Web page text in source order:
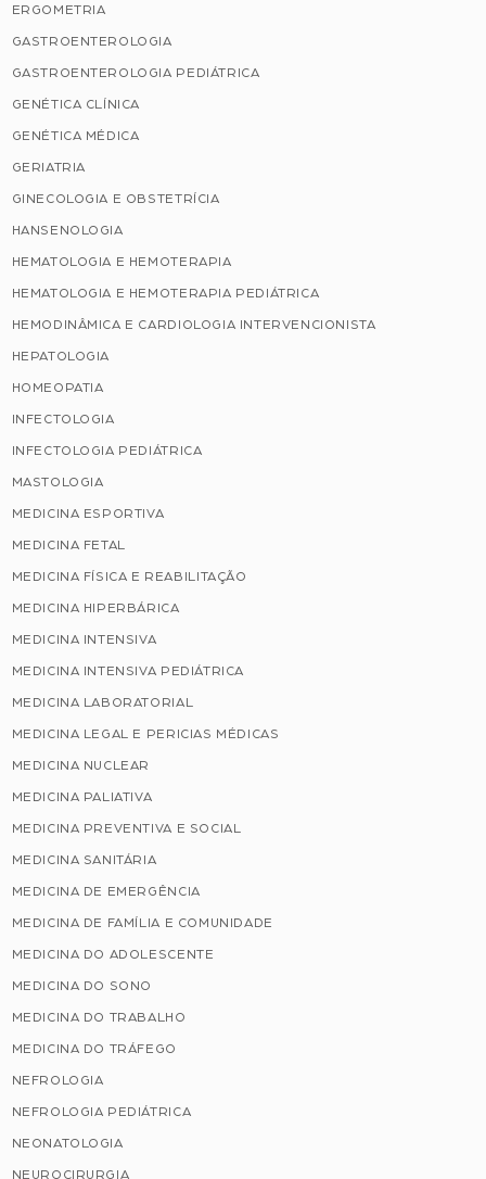
ERGOMETRIA
GASTROENTEROLOGIA
GASTROENTEROLOGIA PEDIÁTRICA
GENÉTICA CLÍNICA
GENÉTICA MÉDICA
GERIATRIA
GINECOLOGIA E OBSTETRÍCIA
HANSENOLOGIA
HEMATOLOGIA E HEMOTERAPIA
HEMATOLOGIA E HEMOTERAPIA PEDIÁTRICA
HEMODINÂMICA E CARDIOLOGIA INTERVENCIONISTA
HEPATOLOGIA
HOMEOPATIA
INFECTOLOGIA
INFECTOLOGIA PEDIÁTRICA
MASTOLOGIA
MEDICINA ESPORTIVA
MEDICINA FETAL
MEDICINA FÍSICA E REABILITAÇÃO
MEDICINA HIPERBÁRICA
MEDICINA INTENSIVA
MEDICINA INTENSIVA PEDIÁTRICA
MEDICINA LABORATORIAL
MEDICINA LEGAL E PERICIAS MÉDICAS
MEDICINA NUCLEAR
MEDICINA PALIATIVA
MEDICINA PREVENTIVA E SOCIAL
MEDICINA SANITÁRIA
MEDICINA DE EMERGÊNCIA
MEDICINA DE FAMÍLIA E COMUNIDADE
MEDICINA DO ADOLESCENTE
MEDICINA DO SONO
MEDICINA DO TRABALHO
MEDICINA DO TRÁFEGO
NEFROLOGIA
NEFROLOGIA PEDIÁTRICA
NEONATOLOGIA
NEUROCIRURGIA